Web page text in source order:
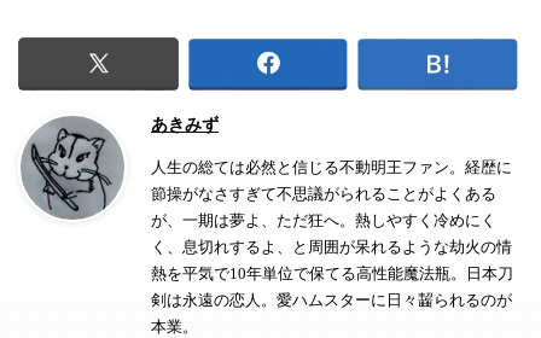
あきみず
人生の総ては必然と信じる不動明王ファン。経歴に
節操がなさすぎて不思議がられることがよくある
が、一期は夢よ、ただ狂へ。熱しやすく冷めにく
く、息切れするよ、と周囲が呆れるような劫火の情
熱を平気で10年単位で保てる高性能魔法瓶。日本刀
剣は永遠の恋人。愛ハムスターに日々齧られるのが
本業。